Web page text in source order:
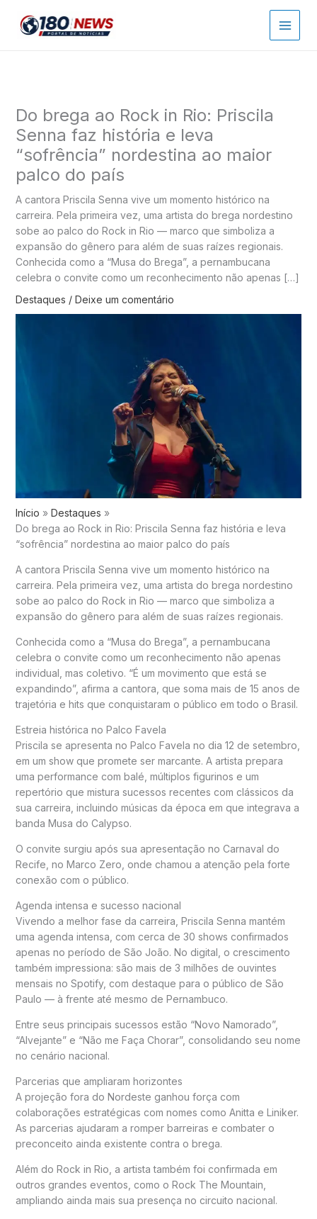
para
Do brega ao Rock in Rio: Priscila
Senna faz história e leva
“sofrência” nordestina ao maior
palco do país
A cantora Priscila Senna vive um momento histórico na
carreira. Pela primeira vez, uma artista do brega nordestino
sobe ao palco do Rock in Rio — marco que simboliza a
expansão do gênero para além de suas raízes regionais.
Conhecida como a “Musa do Brega”, a pernambucana
celebra o convite como um reconhecimento não apenas […]
Destaques / Deixe um comentário
Início
Destaques
Do brega ao Rock in Rio: Priscila Senna faz história e leva
“sofrência” nordestina ao maior palco do país
A cantora Priscila Senna vive um momento histórico na
carreira. Pela primeira vez, uma artista do brega nordestino
sobe ao palco do Rock in Rio — marco que simboliza a
expansão do gênero para além de suas raízes regionais.
Conhecida como a “Musa do Brega”, a pernambucana
celebra o convite como um reconhecimento não apenas
individual, mas coletivo. “É um movimento que está se
expandindo”, afirma a cantora, que soma mais de 15 anos de
trajetória e hits que conquistaram o público em todo o Brasil.
Estreia histórica no Palco Favela
Priscila se apresenta no Palco Favela no dia 12 de setembro,
em um show que promete ser marcante. A artista prepara
uma performance com balé, múltiplos figurinos e um
repertório que mistura sucessos recentes com clássicos da
sua carreira, incluindo músicas da época em que integrava a
banda Musa do Calypso.
O convite surgiu após sua apresentação no Carnaval do
Recife, no Marco Zero, onde chamou a atenção pela forte
conexão com o público.
Agenda intensa e sucesso nacional
Vivendo a melhor fase da carreira, Priscila Senna mantém
uma agenda intensa, com cerca de 30 shows confirmados
apenas no período de São João. No digital, o crescimento
também impressiona: são mais de 3 milhões de ouvintes
mensais no Spotify, com destaque para o público de São
Paulo — à frente até mesmo de Pernambuco.
Entre seus principais sucessos estão “Novo Namorado”,
“Alvejante” e “Não me Faça Chorar”, consolidando seu nome
no cenário nacional.
Parcerias que ampliaram horizontes
A projeção fora do Nordeste ganhou força com
colaborações estratégicas com nomes como Anitta e Liniker.
As parcerias ajudaram a romper barreiras e combater o
preconceito ainda existente contra o brega.
Além do Rock in Rio, a artista também foi confirmada em
outros grandes eventos, como o Rock The Mountain,
ampliando ainda mais sua presença no circuito nacional.